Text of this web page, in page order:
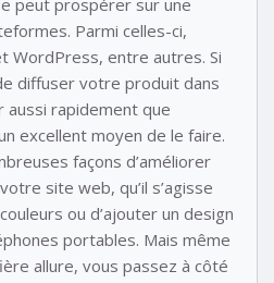
peut prospérer sur une
Parmi celles-ci,
WordPress, entre autres. Si
diffuser votre produit dans
aussi rapidement que
excellent moyen de le faire.
façons d’améliorer
site web, qu’il s’agisse
ou d’ajouter un design
portables. Mais même
allure, vous passez à côté